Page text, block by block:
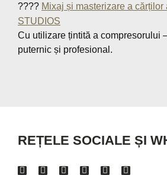
???? Mixaj și masterizare a
STUDIOS
Cu utilizare țintită a compresorului
puternic și profesional.
REȚELE SOCIALE ȘI